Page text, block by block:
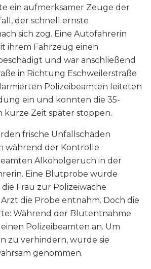
ein aufmerksamer Zeuge der
der schnell ernste
sich zog. Eine Autofahrerin
ihrem Fahrzeug einen
und war anschließend
in Richtung Eschweilerstraße
Polizeibeamten leiteten
ein und konnten die 35-
kurze Zeit später stoppen.
frische Unfallschäden
während der Kontrolle
Alkoholgeruch in der
Eine Blutprobe wurde
Frau zur Polizeiwache
die Probe entnahm. Doch die
Während der Blutentnahme
Polizeibeamten an. Um
zu verhindern, wurde sie
genommen.